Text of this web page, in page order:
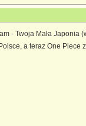
- Twoja Mała
a teraz One Piece